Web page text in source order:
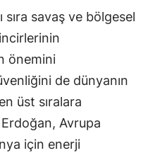
sıra savaş ve bölgesel
önemini
de dünyanın
üst sıralara
Avrupa
için enerji